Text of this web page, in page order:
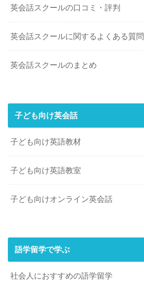
英会話スクールの口コミ・評判
英会話スクールに関するよくある質問
英会話スクールのまとめ
子ども向け英会話
子ども向け英語教材
子ども向け英語教室
子ども向けオンライン英会話
語学留学で学ぶ
社会人におすすめの語学留学